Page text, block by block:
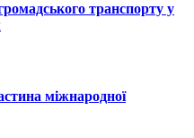
транспорту у
міжнародної